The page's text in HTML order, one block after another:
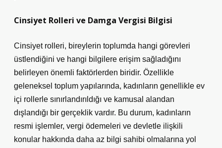
Cinsiyet Rolleri ve Damga Vergisi Bilgisi
Cinsiyet rolleri, bireylerin toplumda hangi görevleri
üstlendiğini ve hangi bilgilere erişim sağladığını
belirleyen önemli faktörlerden biridir. Özellikle
geleneksel toplum yapılarında, kadınların genellikle ev
içi rollerle sınırlandırıldığı ve kamusal alandan
dışlandığı bir gerçeklik vardır. Bu durum, kadınların
resmi işlemler, vergi ödemeleri ve devletle ilişkili
konular hakkında daha az bilgi sahibi olmalarına yol